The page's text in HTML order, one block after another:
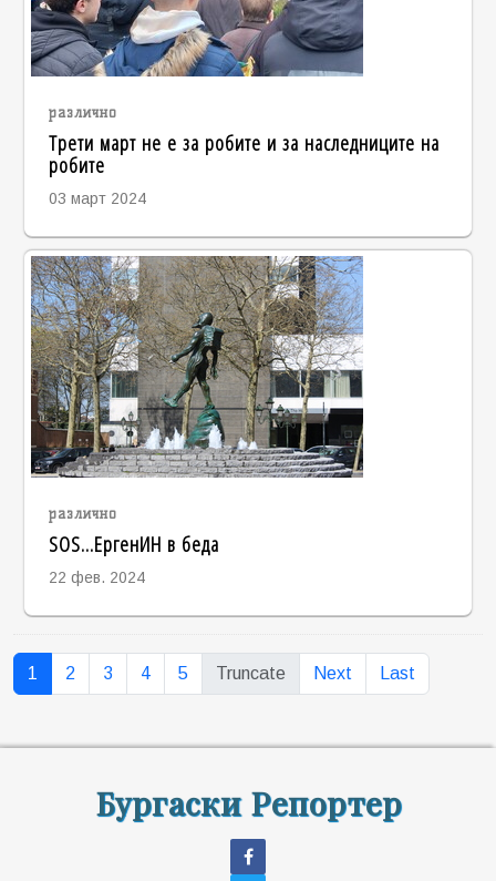
различно
Трети март не е за робите и за наследниците на
робите
03 март 2024
различно
SOS...ЕргенИН в беда
22 фев. 2024
1 2 3 4 5 Truncate Next Last
Бургаски Репортер